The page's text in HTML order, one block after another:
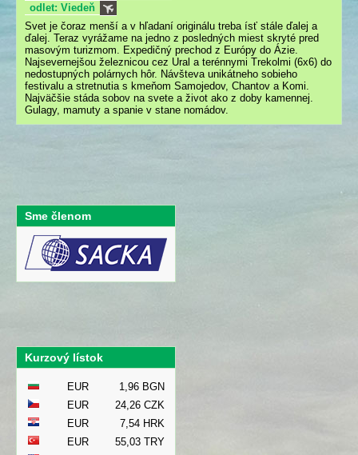
odlet: Viedeň
Svet je čoraz menší a v hľadaní originálu treba ísť stále ďalej a
ďalej. Teraz vyrážame na jedno z posledných miest skryté pred
masovým turizmom. Expedičný prechod z Európy do Ázie.
Najsevernejšou železnicou cez Ural a terénnymi Trekolmi (6x6) do
nedostupných polárnych hôr. Návšteva unikátneho sobieho
festivalu a stretnutia s kmeňom Samojedov, Chantov a Komi.
Najväčšie stáda sobov na svete a život ako z doby kamennej.
Gulagy, mamuty a spanie v stane nomádov.
Sme členom
Kurzový lístok
EUR
1,96 BGN
EUR
24,26 CZK
EUR
7,54 HRK
EUR
55,03 TRY